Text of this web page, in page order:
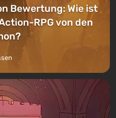
Bewertung: Wie ist
RPG von den